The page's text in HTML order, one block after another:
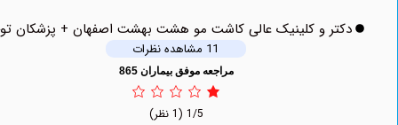
دکتر و کلینیک عالی کاشت مو هشت بهشت اصفهان + پزشکان توحید
مراجعه موفق بیماران 865